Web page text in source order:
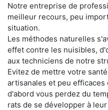
Notre entreprise de
meilleur recours, peu
situation.
Les méthodes naturelles
effet contre les nuisibles,
aux techniciens de notre
Evitez de mettre votre
artisanales et peu
d'abord vous perdez du
rats de se développer à